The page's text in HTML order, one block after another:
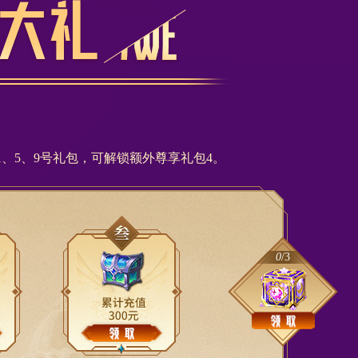
5、9号礼包，可解锁额外尊享礼包4。
0/3